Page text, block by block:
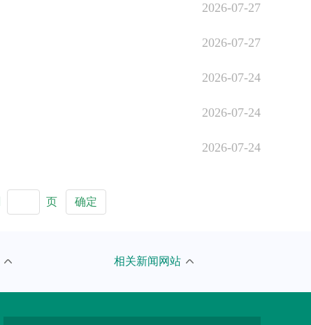
2026-07-27
2026-07-27
2026-07-24
2026-07-24
2026-07-24
页 确定
相关新闻网站